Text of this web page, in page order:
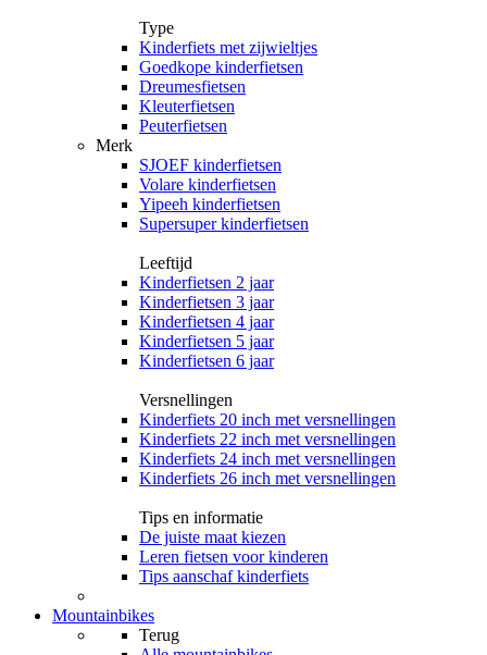
Type
Kinderfiets met zijwieltjes
Goedkope kinderfietsen
Dreumesfietsen
Kleuterfietsen
Peuterfietsen
Merk
SJOEF kinderfietsen
Volare kinderfietsen
Yipeeh kinderfietsen
Supersuper kinderfietsen
Leeftijd
Kinderfietsen 2 jaar
Kinderfietsen 3 jaar
Kinderfietsen 4 jaar
Kinderfietsen 5 jaar
Kinderfietsen 6 jaar
Versnellingen
Kinderfiets 20 inch met versnellingen
Kinderfiets 22 inch met versnellingen
Kinderfiets 24 inch met versnellingen
Kinderfiets 26 inch met versnellingen
Tips en informatie
De juiste maat kiezen
Leren fietsen voor kinderen
Tips aanschaf kinderfiets
Mountainbikes
Terug